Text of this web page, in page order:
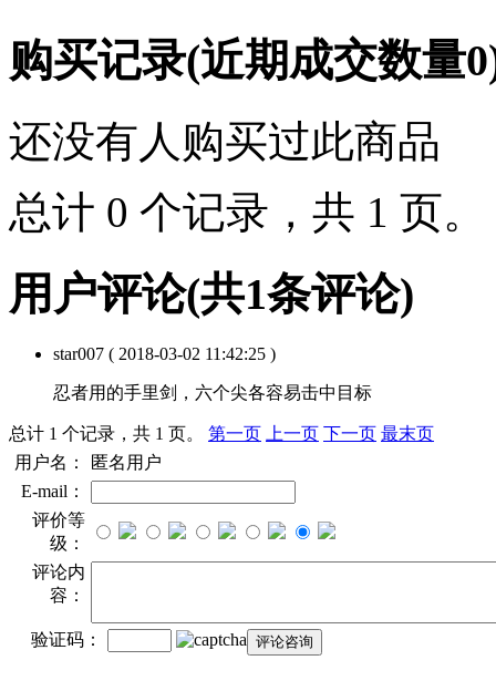
购买记录(近期成交数量0
还没有人购买过此商品
总计 0 个记录，共 1 页。
用户评论(共1条评论)
star007 ( 2018-03-02 11:42:25 )
忍者用的手里剑，六个尖各容易击中目标
总计 1 个记录，共 1 页。 第一页 上一页 下一页 最末页
用户名：
匿名用户
E-mail：
评价等
级：
评论内
容：
验证码：